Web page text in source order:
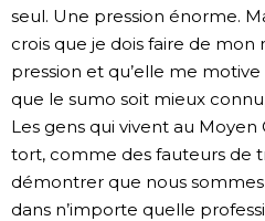
seul. Une pression énorme.
crois que je dois faire de mon
pression et qu’elle me
que le sumo soit mieux
Les gens qui vivent au Moyen
tort, comme des fauteurs de
démontrer que nous
dans n’importe quelle